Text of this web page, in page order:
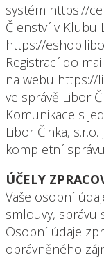
systém https://
Členství v Klubu
https://
Registrací do
na webu https://
ve správě Libor
Komunikace s
Libor Činka,
kompletní
ÚČELY
Vaše osobní
smlouvy, správu
Osobní údaje
oprávněného